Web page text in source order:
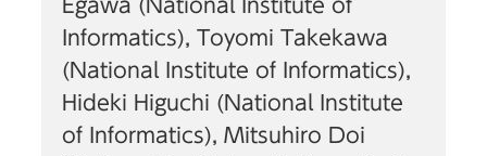
Egawa (National Institute of
Informatics), Toyomi Takekawa
(National Institute of Informatics),
Hideki Higuchi (National Institute
of Informatics), Mitsuhiro Doi